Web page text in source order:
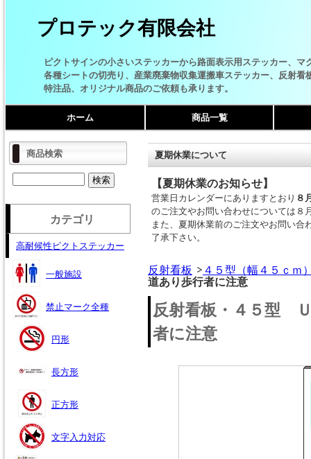
プロテック有限会社
ピクトサインの小さいステッカーから路面表示用ステッカー、マ
各種シートの切売り、産業廃棄物収集運搬車ステッカー、反射看
特注品、オリジナル商品のご依頼も承ります。
ホーム 商品一覧
夏期休業について
【夏期休業のお知らせ】
営業日カレンダーにありますとおり ８
のご注文やお問い合わせについては８
また、夏期休業前のご注文やお問い合
了承下さい。
反射看板
４５型（幅４５ｃｍ
道あり歩行者に注意
反射看板・４５型
者に注意
商品検索
カテゴリ
高耐候性ピクトステッカー
一般施設
禁止マーク全種
円形
長方形
正方形
文字入力対応